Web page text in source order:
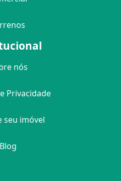
nós
Privacidade
seu imóvel
Blog